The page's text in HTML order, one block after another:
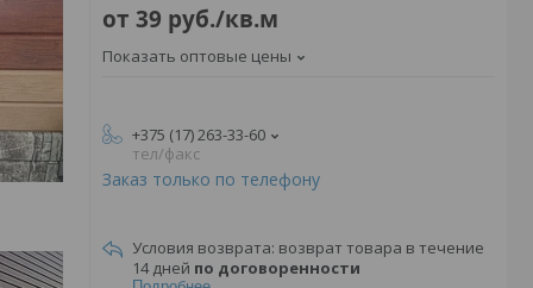
от 39 руб./кв.м
Показать оптовые цены
+375 (17) 263-33-60
тел/факс
Заказ только по телефону
возврат товара в течение
14 дней по договоренности